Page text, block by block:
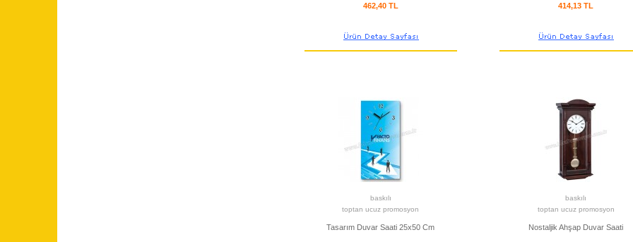
462,40 TL 414,13 TL
baskılı
toptan ucuz promosyon
Tasarım Duvar Saati 25x50 Cm
baskılı
toptan ucuz promosyon
Nostaljik Ahşap Duvar Saati